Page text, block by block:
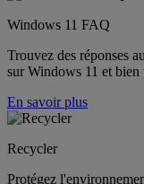
Windows 11 FAQ
Trouvez des réponses
sur Windows 11 et bien
En savoir plus
Recycler
Protégez